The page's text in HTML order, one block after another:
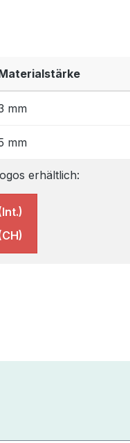
mm
mm
erhältlich: